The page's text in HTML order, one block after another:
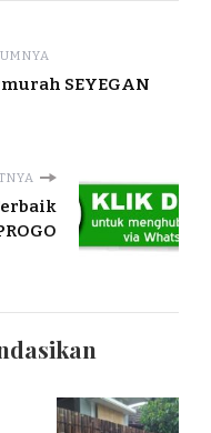
SEYEGAN